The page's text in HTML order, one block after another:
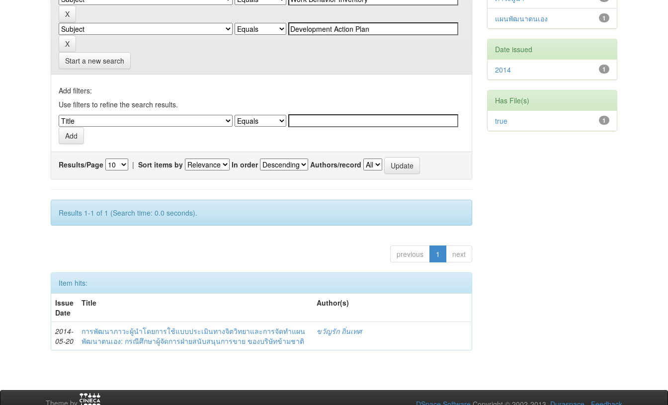
Start a new search
Add filters:
Use filters to refine the search results.
Results/Page | Sort items by In order Authors/record
Results 1-1 of 1 (Search time: 0.0 seconds).
previous 1 next
Item hits:
Issue
Date
Title Author(s)
2014-
05-20
การพัฒนาภาวะผู้นำโดยการใช้แบบประเมินทางจิตวิทยาและการจัดทำแผน
พัฒนาตนเอง: กรณีศึกษาผู้จัดการฝ่ายสนับสนุนการขาย ของบริษัทข้ามชาติ
ขวัญรัก ถิ่นเทศ
1
แผนพัฒนาตนเอง
Date issued
1
2014
Has File(s)
1
true